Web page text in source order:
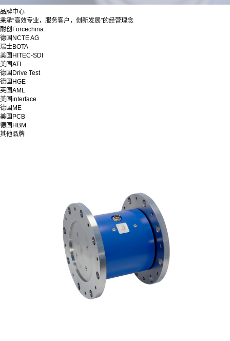
品牌中心
秉承“高效专业，服务客户，创新发展”的经营理念
耐创Forcechina
德国NCTE AG
瑞士BOTA
美国HITEC-SDI
美国ATI
德国Drive Test
德国HGE
英国AML
美国interface
德国ME
美国PCB
德国HBM
其他品牌